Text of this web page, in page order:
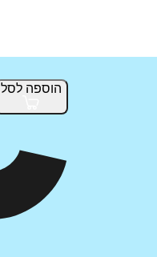
הוספה לסל